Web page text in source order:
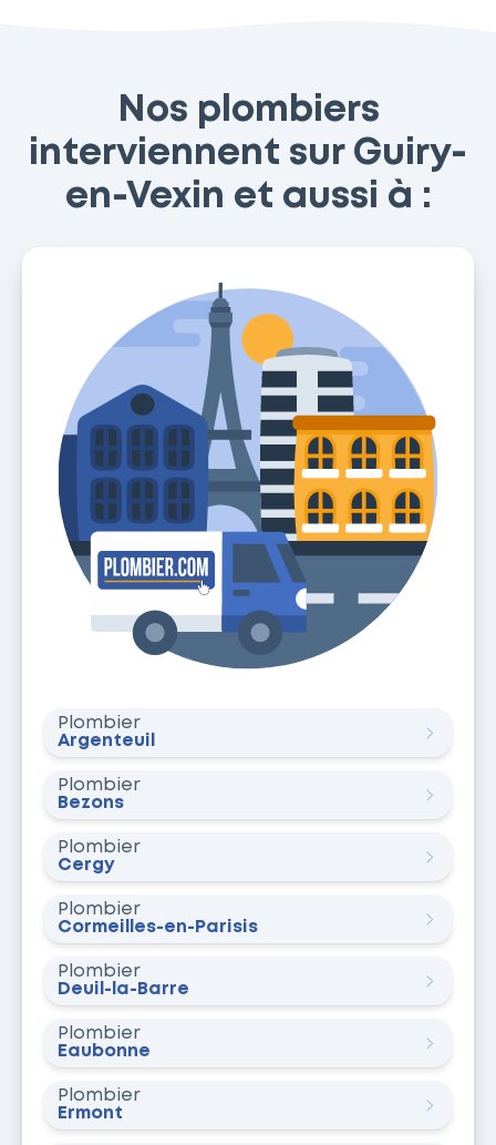
Nos plombiers
interviennent sur Guiry-
en-Vexin et aussi à :
Plombier
Argenteuil
Plombier
Bezons
Plombier
Cergy
Plombier
Cormeilles-en-Parisis
Plombier
Deuil-la-Barre
Plombier
Eaubonne
Plombier
Ermont